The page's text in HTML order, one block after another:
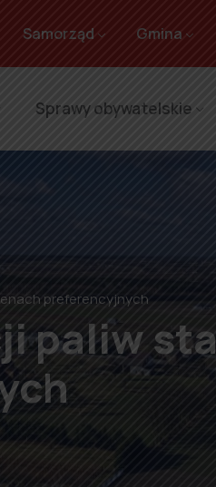
Samorząd Gmina
Sprawy obywatelskie
preferencyjnych
paliw